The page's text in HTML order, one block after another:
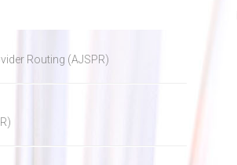
Routing (AJSPR)